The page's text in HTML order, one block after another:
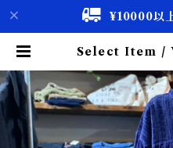
¥10000以
Select Item /
s / 別珍 刺繍 入
| 古着屋 仙台
ntage